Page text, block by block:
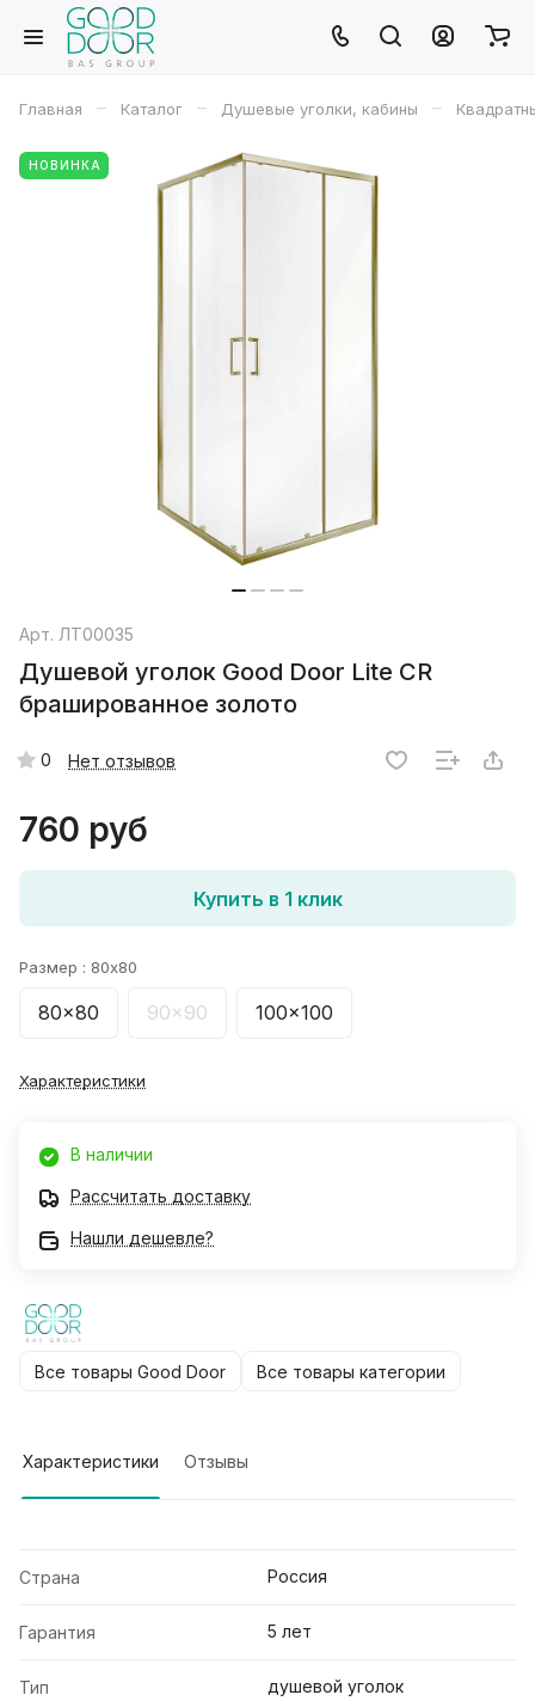
Главная – Каталог – Душевые уголки, кабины –
НОВИНКА
Арт. ЛТ00035
Душевой уголок Good Door Lite CR
брашированное золото
0 Нет отзывов
760 руб
Купить в 1 клик
Размер : 80x80
80x80 90x90 100x100
Характеристики
В наличии
Рассчитать доставку
Нашли дешевле?
Все товары Good Door Все товары категории
Характеристики Отзывы
Страна Россия
Гарантия 5 лет
Тип душевой уголок